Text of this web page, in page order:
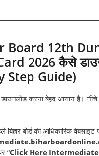
Board 12th
2026 कैसे
Step Guide)
डाउनलोड करना बेहद आसान है। नीचे
बिहार बोर्ड की आधिकारिक वेबसाइट
“Click Here